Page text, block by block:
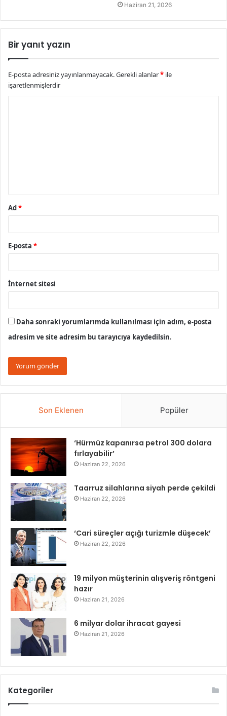
Haziran 21, 2026
Bir yanıt yazın
E-posta adresiniz yayınlanmayacak.Gerekli alanlar* ile
işaretlenmişlerdir
Ad*
E-posta *
İnternet sitesi
Daha sonraki yorumlarımda kullanılması için adım, e-posta
adresim ve site adresim bu tarayıcıya kaydedilsin.
Son Eklenen Popüler
‘Hürmüz kapanırsa petrol 300 dolara
fırlayabilir’
Haziran 22, 2026
Taarruz silahlarına siyah perde çekildi
Haziran 22, 2026
‘Cari süreçler açığı turizmle düşecek’
Haziran 22, 2026
19 milyon müşterinin alışveriş röntgeni
hazır
Haziran 21, 2026
6 milyar dolar ihracat gayesi
Haziran 21, 2026
Kategoriler